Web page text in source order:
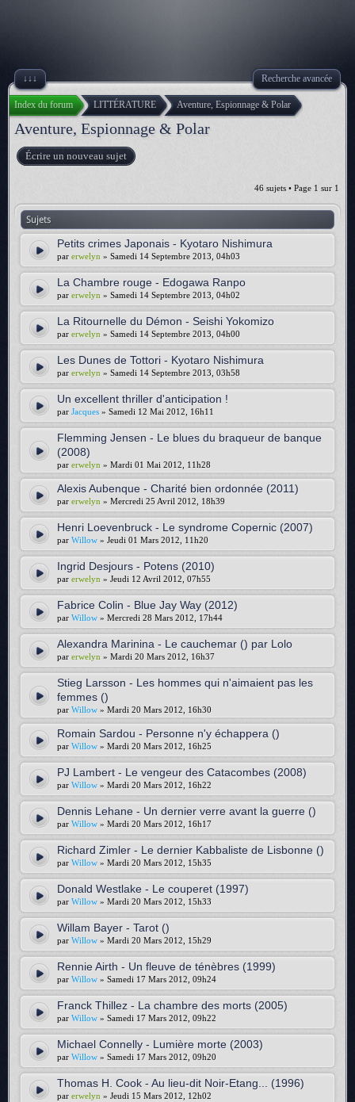
↓↓↓ Recherche avancée
Index du forum LITTÉRATURE Aventure, Espionnage & Polar
Aventure, Espionnage & Polar
Écrire un nouveau sujet
46 sujets • Page 1 sur 1
Sujets
Petits crimes Japonais - Kyotaro Nishimura
par erwelyn » Samedi 14 Septembre 2013, 04h03
La Chambre rouge - Edogawa Ranpo
par erwelyn » Samedi 14 Septembre 2013, 04h02
La Ritournelle du Démon - Seishi Yokomizo
par erwelyn » Samedi 14 Septembre 2013, 04h00
Les Dunes de Tottori - Kyotaro Nishimura
par erwelyn » Samedi 14 Septembre 2013, 03h58
Un excellent thriller d'anticipation !
par Jacques » Samedi 12 Mai 2012, 16h11
Flemming Jensen - Le blues du braqueur de banque
(2008)
par erwelyn » Mardi 01 Mai 2012, 11h28
Alexis Aubenque - Charité bien ordonnée (2011)
par erwelyn » Mercredi 25 Avril 2012, 18h39
Henri Loevenbruck - Le syndrome Copernic (2007)
par Willow » Jeudi 01 Mars 2012, 11h20
Ingrid Desjours - Potens (2010)
par erwelyn » Jeudi 12 Avril 2012, 07h55
Fabrice Colin - Blue Jay Way (2012)
par Willow » Mercredi 28 Mars 2012, 17h44
Alexandra Marinina - Le cauchemar () par Lolo
par erwelyn » Mardi 20 Mars 2012, 16h37
Stieg Larsson - Les hommes qui n'aimaient pas les
femmes ()
par Willow » Mardi 20 Mars 2012, 16h30
Romain Sardou - Personne n'y échappera ()
par Willow » Mardi 20 Mars 2012, 16h25
PJ Lambert - Le vengeur des Catacombes (2008)
par Willow » Mardi 20 Mars 2012, 16h22
Dennis Lehane - Un dernier verre avant la guerre ()
par Willow » Mardi 20 Mars 2012, 16h17
Richard Zimler - Le dernier Kabbaliste de Lisbonne ()
par Willow » Mardi 20 Mars 2012, 15h35
Donald Westlake - Le couperet (1997)
par Willow » Mardi 20 Mars 2012, 15h33
Willam Bayer - Tarot ()
par Willow » Mardi 20 Mars 2012, 15h29
Rennie Airth - Un fleuve de ténèbres (1999)
par Willow » Samedi 17 Mars 2012, 09h24
Franck Thillez - La chambre des morts (2005)
par Willow » Samedi 17 Mars 2012, 09h22
Michael Connelly - Lumière morte (2003)
par Willow » Samedi 17 Mars 2012, 09h20
Thomas H. Cook - Au lieu-dit Noir-Etang... (1996)
par erwelyn » Jeudi 15 Mars 2012, 12h02